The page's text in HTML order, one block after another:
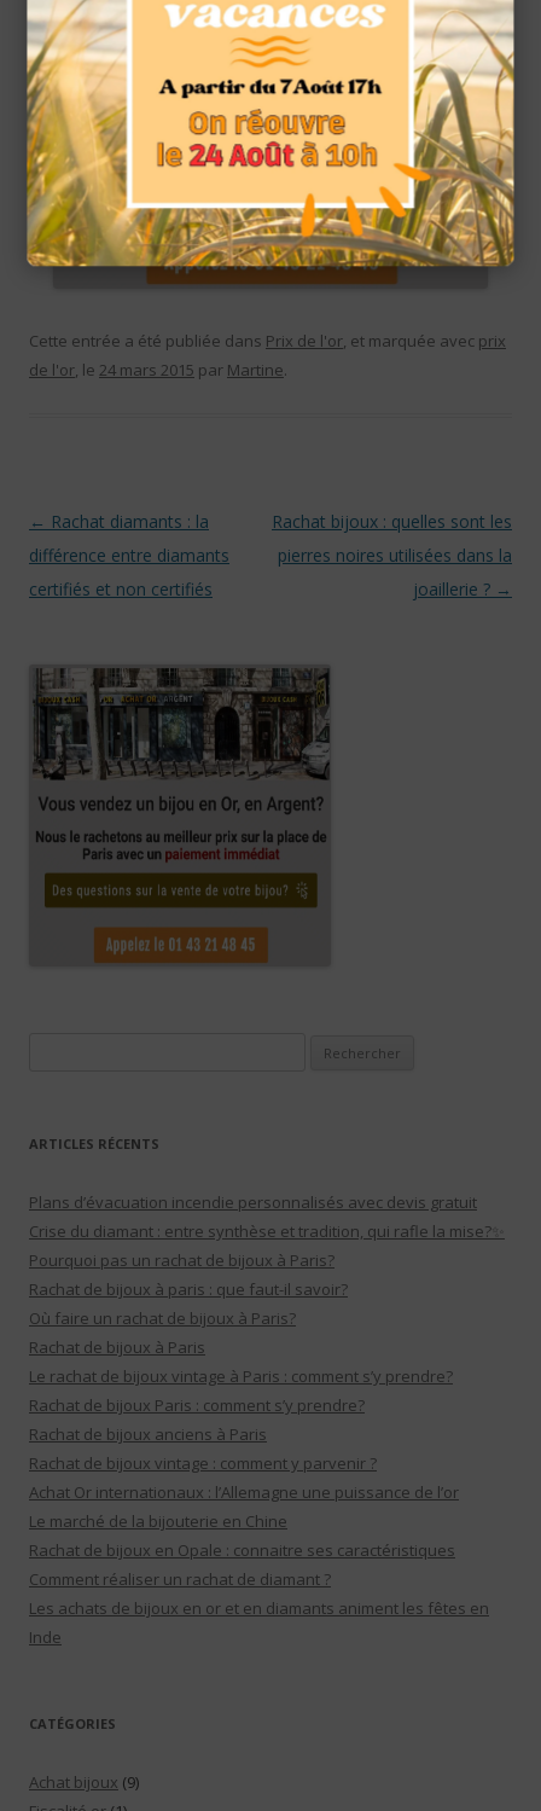
Cette entrée a été publiée dans Prix de l'or, et marquée avec prix
de l'or, le 24 mars 2015 par Martine.
Navigation des articles
← Rachat diamants : la
différence entre diamants
certifiés et non certifiés
Rachat bijoux : quelles sont les
pierres noires utilisées dans la
joaillerie ? →
ARTICLES RÉCENTS
Plans d’évacuation incendie personnalisés avec devis gratuit
Crise du diamant : entre synthèse et tradition, qui rafle la mise?✨
Pourquoi pas un rachat de bijoux à Paris?
Rachat de bijoux à paris : que faut-il savoir?
Où faire un rachat de bijoux à Paris?
Rachat de bijoux à Paris
Le rachat de bijoux vintage à Paris : comment s’y prendre?
Rachat de bijoux Paris : comment s’y prendre?
Rachat de bijoux anciens à Paris
Rachat de bijoux vintage : comment y parvenir ?
Achat Or internationaux : l’Allemagne une puissance de l’or
Le marché de la bijouterie en Chine
Rachat de bijoux en Opale : connaitre ses caractéristiques
Comment réaliser un rachat de diamant ?
Les achats de bijoux en or et en diamants animent les fêtes en
Inde
CATÉGORIES
Achat bijoux (9)